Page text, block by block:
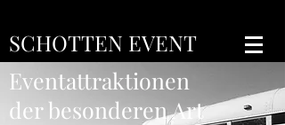
SCHOTTEN EVENT
Eventattraktionen
der besonderen Art